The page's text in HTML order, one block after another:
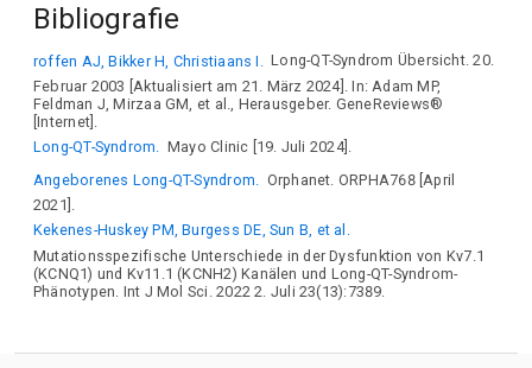
Bibliografie
roffen AJ, Bikker H, Christiaans I.
Long-QT-Syndrom Übersicht. 20.
Februar 2003 [Aktualisiert am 21. März 2024]. In: Adam MP,
Feldman J, Mirzaa GM, et al., Herausgeber. GeneReviews®
[Internet].
Long-QT-Syndrom. Mayo Clinic [19. Juli 2024].
Angeborenes Long-QT-Syndrom.
Orphanet. ORPHA768 [April
2021].
Kekenes-Huskey PM, Burgess DE, Sun B, et al.
Mutationsspezifische Unterschiede in der Dysfunktion von Kv7.1
(KCNQ1) und Kv11.1 (KCNH2) Kanälen und Long-QT-Syndrom-
Phänotypen. Int J Mol Sci. 2022 2. Juli 23(13):7389.